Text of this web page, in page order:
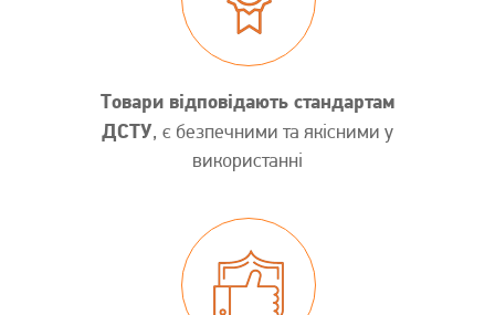
Товари відповідають стандартам
ДСТУ, є безпечними та якісними у
використанні